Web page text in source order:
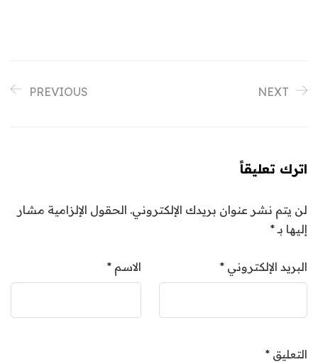
PREVIOUS NEXT
اترك تعليقاً
لن يتم نشر عنوان بريدك الإلكتروني. الحقول الإلزامية مشار
إليها بـ*
الاسم * البريد الإلكتروني *
التعليق *